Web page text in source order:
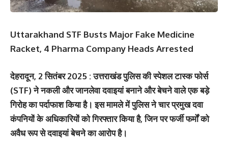
Uttarakhand STF Busts Major Fake Medicine
Racket, 4 Pharma Company Heads Arrested
देहरादून, 2 सितंबर 2025 :उत्तराखंड पुलिस की स्पेशल टास्क फोर्स
(STF) ने नकली और जानलेवा दवाइयां बनाने और बेचने वाले एक बड़े
गिरोह का पर्दाफाश किया है। इस मामले में पुलिस ने चार प्रमुख दवा
कंपनियों के अधिकारियों को गिरफ्तार किया है, जिन पर फर्जी फर्मों को
अवैध रूप से दवाइयां बेचने का आरोप है।